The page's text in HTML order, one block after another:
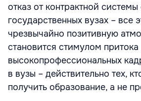
отказ от контрактной
государственных вузах – все
чрезвычайно позитивную
становится стимулом
высокопрофессиональных
в вузы – действительно тех,
получить образование, а не